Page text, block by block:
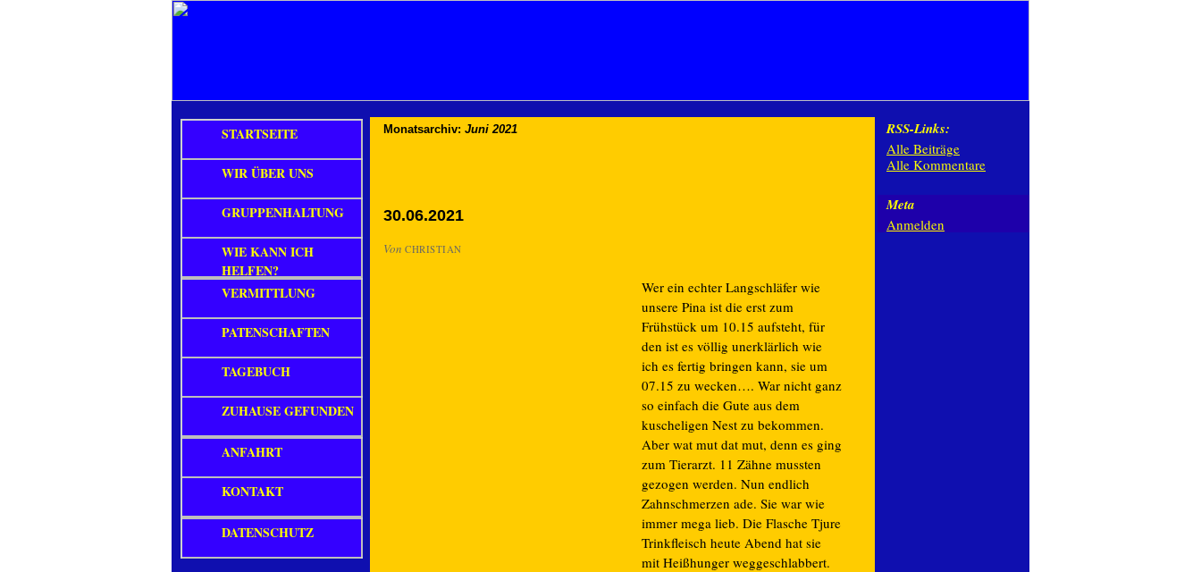
Monatsarchiv: Juni 2021
30.06.2021
Von CHRISTIAN
Wer ein echter Langschläfer wie
unsere Pina ist die erst zum
Frühstück um 10.15 aufsteht, für
den ist es völlig unerklärlich wie
ich es fertig bringen kann, sie um
07.15 zu wecken…. War nicht ganz
so einfach die Gute aus dem
kuscheligen Nest zu bekommen.
Aber wat mut dat mut, denn es ging
zum Tierarzt. 11 Zähne mussten
gezogen werden. Nun endlich
Zahnschmerzen ade. Sie war wie
immer mega lieb. Die Flasche Tjure
Trinkfleisch heute Abend hat sie
mit Heißhunger weggeschlabbert.
STARTSEITE
WIR ÜBER UNS
GRUPPENHALTUNG
WIE KANN ICH
HELFEN?
VERMITTLUNG
PATENSCHAFTEN
TAGEBUCH
ZUHAUSE GEFUNDEN
ANFAHRT
KONTAKT
DATENSCHUTZ
RSS-Links:
Alle Beiträge
Alle Kommentare
Meta
Anmelden